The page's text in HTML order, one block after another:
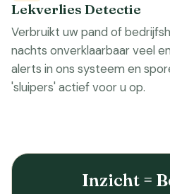
Lekverlies Detectie
Verbruikt uw pand of
nachts onverklaarbaar veel
alerts in ons systeem en
'sluipers' actief voor u op.
Inzicht =